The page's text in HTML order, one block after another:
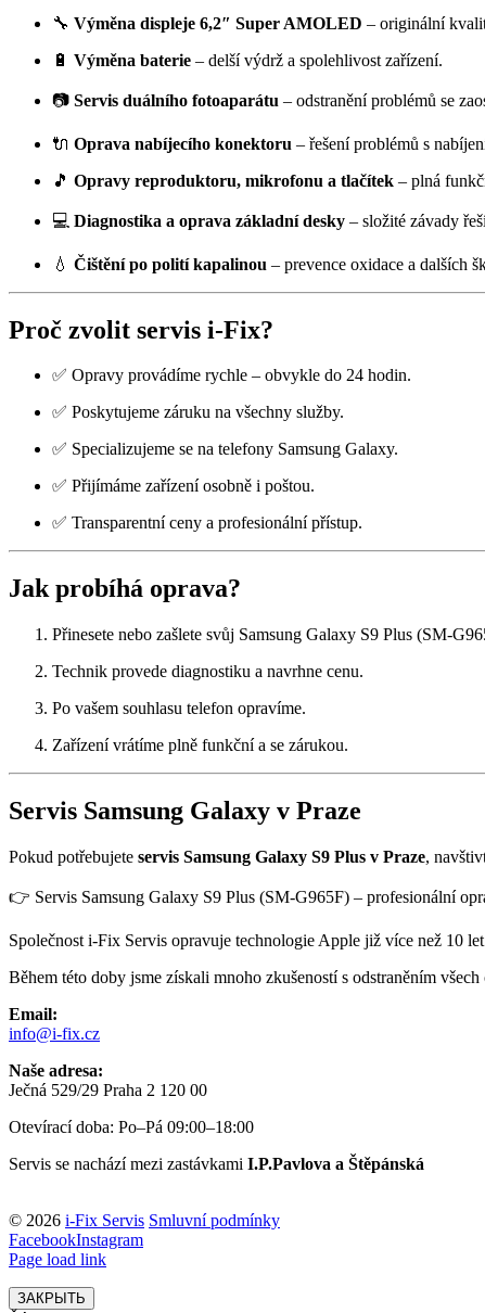
🔧 Výměna displeje 6,2″ Super AMOLED – originální
🔋 Výměna baterie – delší výdrž a spolehlivost zařízení.
📷 Servis duálního fotoaparátu – odstranění problémů se
🔌 Oprava nabíjecího konektoru – řešení problémů s
🎵 Opravy reproduktoru, mikrofonu a tlačítek – plná
💻 Diagnostika a oprava základní desky – složité závady
💧 Čištění po polití kapalinou – prevence oxidace a dalších
Proč zvolit servis i-Fix?
✅ Opravy provádíme rychle – obvykle do 24 hodin.
✅ Poskytujeme záruku na všechny služby.
✅ Specializujeme se na telefony Samsung Galaxy.
✅ Přijímáme zařízení osobně i poštou.
✅ Transparentní ceny a profesionální přístup.
Jak probíhá oprava?
Přinesete nebo zašlete svůj Samsung Galaxy S9 Plus (SM-
Technik provede diagnostiku a navrhne cenu.
Po vašem souhlasu telefon opravíme.
Zařízení vrátíme plně funkční a se zárukou.
Servis Samsung Galaxy v Praze
Pokud potřebujete servis Samsung Galaxy S9 Plus v Praze,
👉 Servis Samsung Galaxy S9 Plus (SM-G965F) – profesionální
Společnost i-Fix Servis opravuje technologie Apple již více než 10
Během této doby jsme získali mnoho zkušeností s odstraněním
Email:
info@i-fix.cz
Naše adresa:
Ječná 529/29 Praha 2 120 00
Otevírací doba: Po–Pá 09:00–18:00
Servis se nachází mezi zastávkami I.P.Pavlova a Štěpánská
© 2026 i-Fix Servis Smluvní podmínky
FacebookInstagram
Page load link
ЗАКРЫТЬ